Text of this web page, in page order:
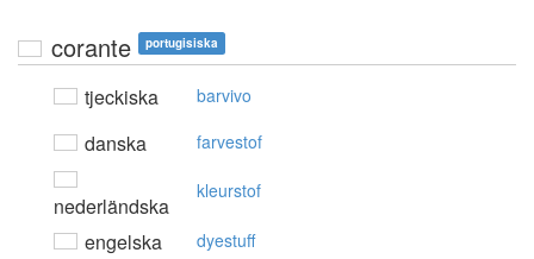
corante portugisiska
tjeckiska barvivo
danska farvestof
nederländska
kleurstof
engelska dyestuff